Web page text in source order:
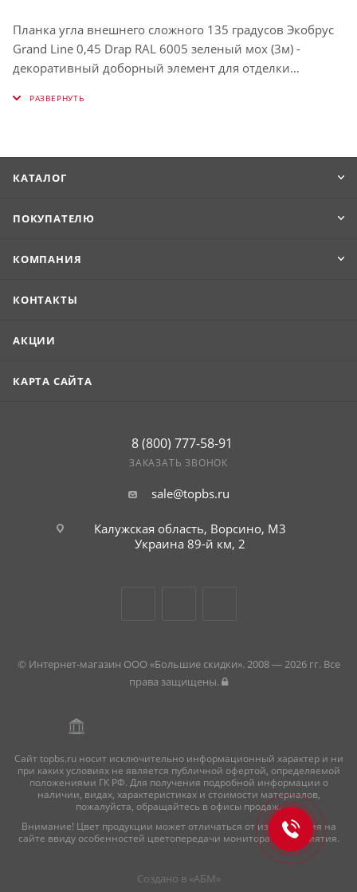
Планка угла внешнего сложного 135 градусов Экобрус
Grand Line 0,45 Drap RAL 6005 зеленый мох (3м) -
декоративный доборный элемент для отделки
профнастила на углах и предотвращает попадание
КАТАЛОГ
ПОКУПАТЕЛЮ
КОМПАНИЯ
КОНТАКТЫ
АКЦИИ
КАРТА САЙТА
8 (800) 777-58-91
ЗАКАЗАТЬ ЗВОНОК
sale@topbs.ru
Калужская область, Ворсино, М3
Украина 89-й км, 2
© Интернет-магазин ООО «Большие скидки». 2008 — 2026 гг. Все
права защищены.
Сайт topbs.ru носит исключительно информационный характер и ни
при каких условиях не является публичной офертой, определяемой
положениями ГК РФ. Для получения подробной информации о
наличии, видах, характеристиках и стоимости материалов,
пожалуйста, обращайтесь в офисы продаж.
Внимание! Цвет продукции может отличаться от изображения на
сайте ввиду особенностей цветопередачи монитора и восприятия.
Создано в «АБМ»